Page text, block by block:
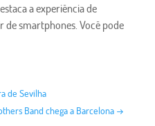
a experiência de
smartphones. Você pode
de Sevilha
Band chega a Barcelona →